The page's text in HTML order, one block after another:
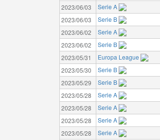
2023/06/03 Serie A
2023/06/03 Serie B
2023/06/02 Serie A
2023/06/02 Serie B
2023/05/31 Europa League
2023/05/30 Serie B
2023/05/29 Serie B
2023/05/28 Serie A
2023/05/28 Serie A
2023/05/28 Serie A
2023/05/28 Serie A